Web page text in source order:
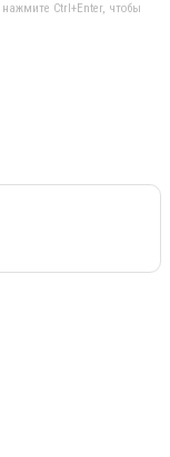
Ctrl+Enter, чтобы